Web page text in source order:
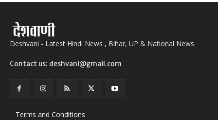
Deshvani - Latest Hindi News , Bihar, UP & National News
Contact us: deshvani@gmail.com
Terms and Conditions